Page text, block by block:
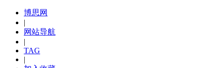
博思网
|
网站导航
|
TAG
|